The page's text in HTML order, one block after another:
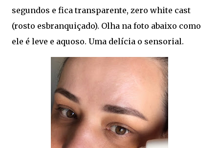
segundos e fica transparente, zero white cast
(rosto esbranquiçado). Olha na foto abaixo como
ele é leve e aquoso. Uma delícia o sensorial.